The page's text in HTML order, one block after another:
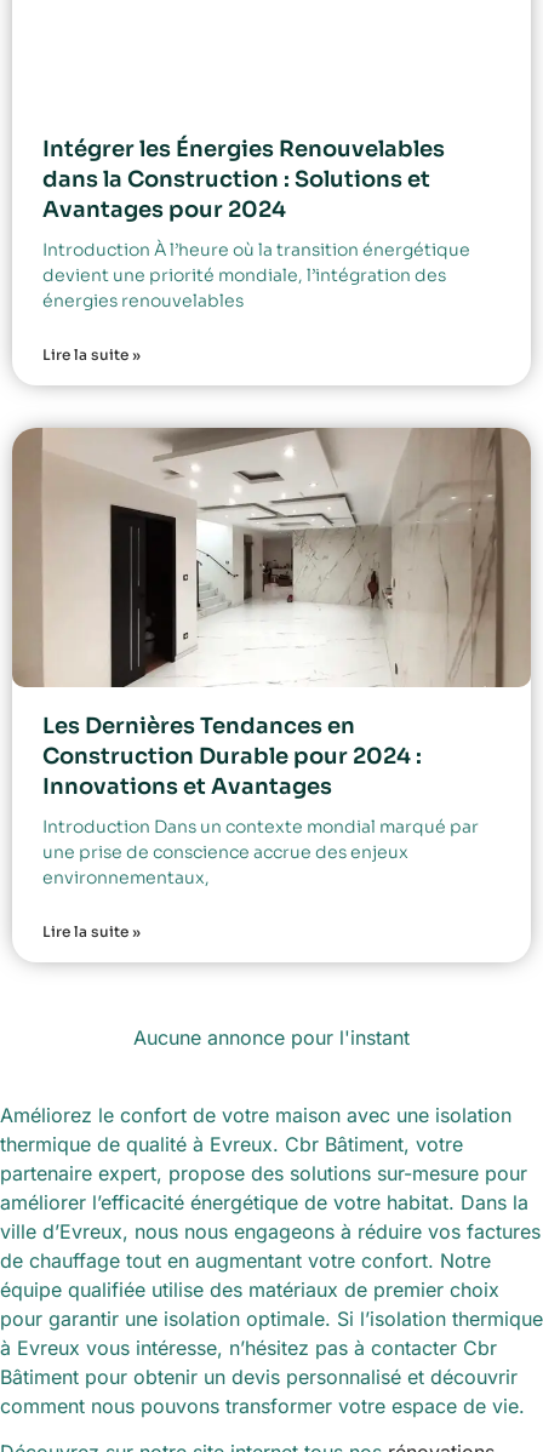
Intégrer les Énergies Renouvelables
dans la Construction : Solutions et
Avantages pour 2024
Introduction À l’heure où la transition énergétique
devient une priorité mondiale, l’intégration des
énergies renouvelables
Lire la suite »
Les Dernières Tendances en
Construction Durable pour 2024 :
Innovations et Avantages
Introduction Dans un contexte mondial marqué par
une prise de conscience accrue des enjeux
environnementaux,
Lire la suite »
Aucune annonce pour l'instant
Améliorez le confort de votre maison avec une isolation
thermique de qualité à Evreux. Cbr Bâtiment, votre
partenaire expert, propose des solutions sur-mesure pour
améliorer l’efficacité énergétique de votre habitat. Dans la
ville d’Evreux, nous nous engageons à réduire vos factures
de chauffage tout en augmentant votre confort. Notre
équipe qualifiée utilise des matériaux de premier choix
pour garantir une isolation optimale. Si l’isolation thermique
à Evreux vous intéresse, n’hésitez pas à contacter Cbr
Bâtiment pour obtenir un devis personnalisé et découvrir
comment nous pouvons transformer votre espace de vie.